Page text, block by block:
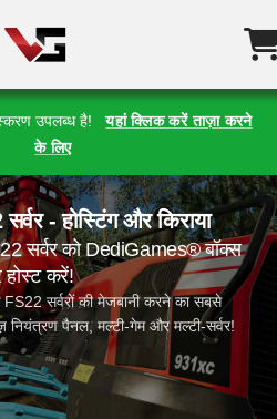
उपलब्ध है!
यहां क्लिक करें ताज़ा करने
के लिए
सर्वर - होस्टिंग और किराया
सर्वर को DediGames® बॉक्स
होस्ट करें!
सर्वरों की मेजबानी करने का सबसे
नियंत्रण पैनल, मल्टी-गेम और मल्टी-सर्वर!